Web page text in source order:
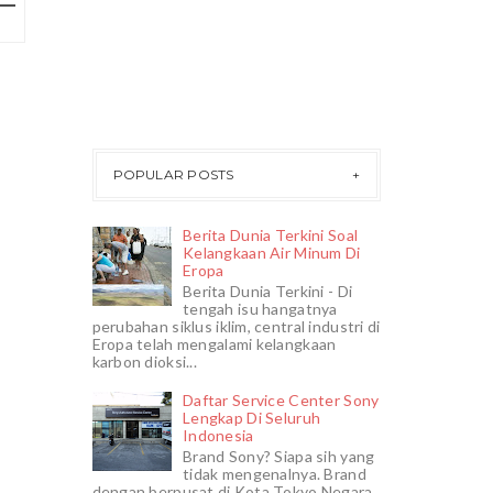
POPULAR POSTS
Berita Dunia Terkini Soal
Kelangkaan Air Minum Di
Eropa
Berita Dunia Terkini - Di
tengah isu hangatnya
perubahan siklus iklim, central industri di
Eropa telah mengalami kelangkaan
karbon dioksi...
Daftar Service Center Sony
Lengkap Di Seluruh
Indonesia
Brand Sony? Siapa sih yang
tidak mengenalnya. Brand